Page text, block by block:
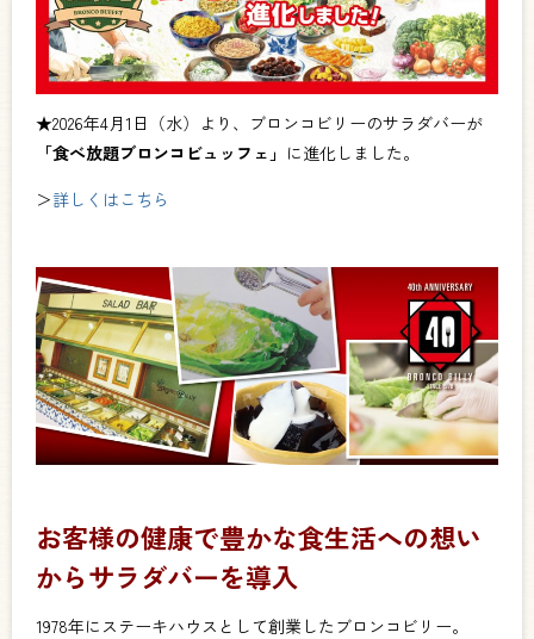
★2026年4月1日（水）より、ブロンコビリーのサラダバーが
「食べ放題ブロンコビュッフェ」 に進化しました。
＞詳しくはこちら
お客様の健康で豊かな食生活への想い
からサラダバーを導入
1978年にステーキハウスとして創業したブロンコビリー。